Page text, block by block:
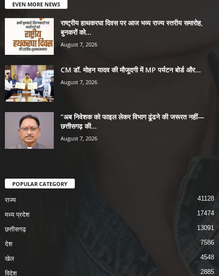
EVEN MORE NEWS
राष्ट्रीय हाथकरघा दिवस पर आज भव्य राज्य स्तरीय समारोह,
बुनकरों को...
August 7, 2026
CM डॉ. मोहन यादव की मौजूदगी में MP पर्यटन बोर्ड और...
August 7, 2026
“अब निवेशक को फाइल लेकर विभाग ढूंढने की जरूरत नहीं—
छत्तीसगढ़ की...
August 7, 2026
POPULAR CATEGORY
राज्य 41128
मध्य प्रदेश 17474
छत्तीसगढ़ 13091
देश 7586
खेल 4548
विदेश 2885